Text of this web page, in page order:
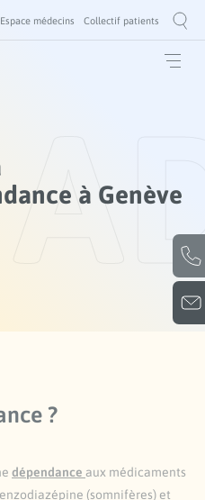
Espace médecins Collectif patients
à Genève
?
dépendance aux médicaments
(somnifères) et